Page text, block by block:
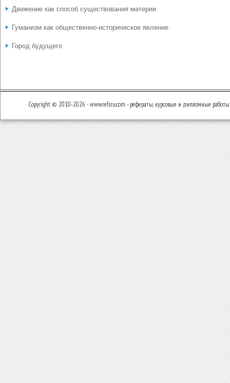
Движение как способ существования материи
Гуманизм как общественно-историческое явление
Город будущего
Copyright © 2010-2026 - www.refsru.com - рефераты, курсовые и дипломные работы